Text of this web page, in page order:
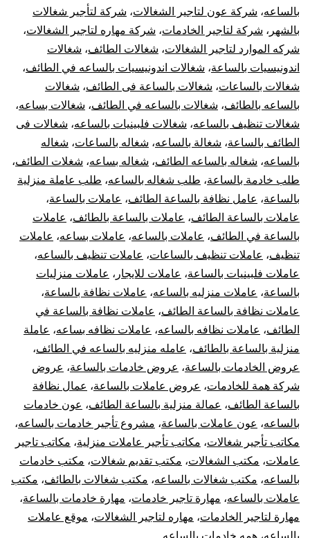
بالساعه، شركة عون لتاجير الشغالات، شركة لتأجير شغالات
بالشهر ، شركة لتاجير الخادمات، شركة مهاره لتاجير الشغالات،
شركه الموارد لتاجير الشغالات، شغالات الطائف، شغالات
اندونيسيات بالساعة، شغالات اندونيسيات بالساعه في الطائف،
شغالات بالساعات، شغالات بالساعة فى الطائف، شغالات
بالساعه بالطائف، شغالات بالساعه في الطائف، شغالات بساعه،
شغالات تنظيف بالساعه، شغالات فلبينيات بالساعه، شغالات فى
الطائف بالساعة، شغالة بالساعه، شغاله بالساعات، شغاله
بالساعه، شغاله بالساعه الطائف، شغاله بساعه، شغلات الطائف،
طلب خادمة بالساعة، طلب شغاله بالساعه، طلب عاملة منزلية
بالساعة، عامل نظافة بالساعة الطائف، عاملات بالساعة،
عاملات بالساعة الطائف، عاملات بالساعة بالطائف، عاملات
بالساعة في الطائف، عاملات بالساعه، عاملات بساعه، عاملات
تنظيف، عاملات تنظيف بالساعات، عاملات تنظيف بالساعه،
عاملات فلبينيات بالساعة، عاملات للايجار ، عاملات منزليات
بالساعة، عاملات منزليه بالساعه، عاملات نظافة بالساعة،
عاملات نظافة بالساعة الطائف، عاملات نظافة بالساعة في
الطائف، عاملات نظافه بالساعه، عاملات نظافه بساعه، عاملة
منزلية بالساعة بالطائف، عامله منزليه بالساعه في الطائف،
عروض الخادمات بالساعة، عروض خادمات بالساعة، عروض
شركة همة للخادمات، عروض عاملات بالساعة، عمال نظافة
بالساعة الطائف، عمالة منزلية بالساعة الطائف، عون خادمات
بالساعه، عون عاملات بالساعة، مشروع تأجير خادمات بالساعه،
مكاتب تأجير شغالات، مكاتب تأجير عاملات منزلية، مكاتب تاجير
عاملات، مكتب الشغالات، مكتب تقديم شغالات، مكتب خادمات
بالساعه، مكتب شغالات بالساعه، مكتب شغالات بالطائف، مكتب
عاملات بالساعه، مهارة تاجير خادمات، مهارة خادمات بالساعة،
مهارة لتاجير الخادمات، مهاره لتاجير الشغالات، موقع عاملات